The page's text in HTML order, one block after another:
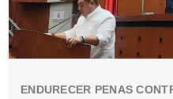
ENDURECER PENAS